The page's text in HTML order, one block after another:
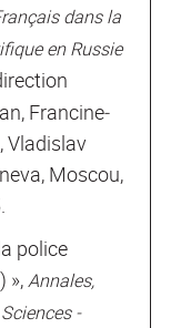
dans la
en Russie
Francine‐
Vladislav
Moscou,
police
»,Annales,
‐